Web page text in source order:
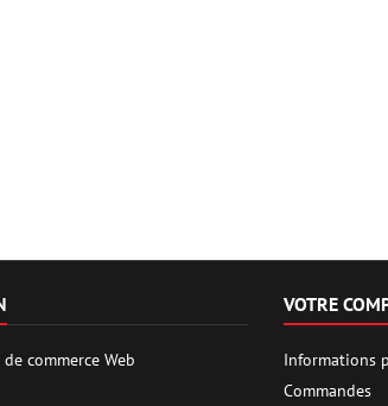
commerce Web
VOTRE
Informations
Commandes